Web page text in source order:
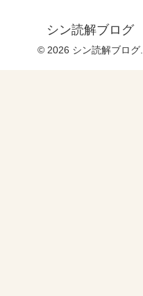
シン読解ブログ
© 2026 シン読解ブログ.